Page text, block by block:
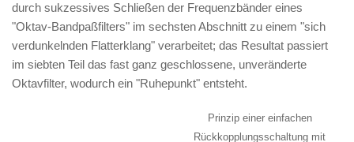
durch sukzessives Schließen der Frequenzbänder eines
"Oktav-Bandpaßfilters" im sechsten Abschnitt zu einem "sich
verdunkelnden Flatterklang" verarbeitet; das Resultat passiert
im siebten Teil das fast ganz geschlossene, unveränderte
Oktavfilter, wodurch ein "Ruhepunkt" entsteht.
Prinzip einer einfachen
Rückkopplungsschaltung mit